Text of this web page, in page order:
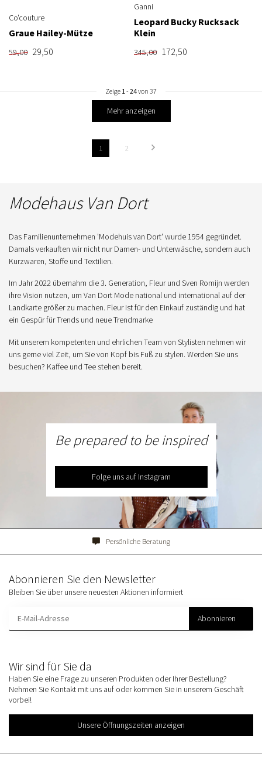
Co'couture
Graue Hailey-Mütze
59,00 29,50
Ganni
Leopard Bucky Rucksack
Klein
345,00 172,50
Zeige 1 - 24von 37
Mehr anzeigen
1 2
Modehaus Van Dort
Das Familienunternehmen 'Modehuis van Dort' wurde 1954 gegründet.
Damals verkauften wir nicht nur Damen- und Unterwäsche, sondern auch
Kurzwaren, Stoffe und Textilien.
Im Jahr 2022 übernahm die 3. Generation, Fleur und Sven Romijn werden
ihre Vision nutzen, um Van Dort Mode national und international auf der
Landkarte größer zu machen. Fleur ist für den Einkauf zuständig und hat
ein Gespür für Trends und neue Trendmarke
Mit unserem kompetenten und ehrlichen Team von Stylisten nehmen wir
uns gerne viel Zeit, um Sie von Kopf bis Fuß zu stylen. Werden Sie uns
besuchen? Kaffee und Tee stehen bereit.
Be prepared to be inspired
Folge uns auf Instagram
Persönliche Beratung
Wir sind für Sie da
Haben Sie eine Frage zu unseren Produkten oder Ihrer Bestellung?
Nehmen Sie Kontakt mit uns auf oder kommen Sie in unserem Geschäft
vorbei!
Unsere Öffnungszeiten anzeigen
Abonnieren Sie den Newsletter
Bleiben Sie über unsere neuesten Aktionen informiert
Abonnieren